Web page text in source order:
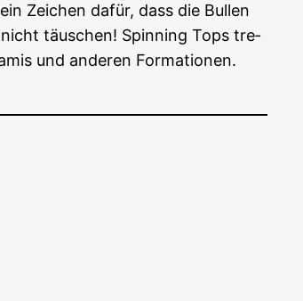
Zei­chen dafür, dass die Bul­len
nicht täu­schen! Spin­ning Tops tre­
und ande­ren For­ma­tio­nen.